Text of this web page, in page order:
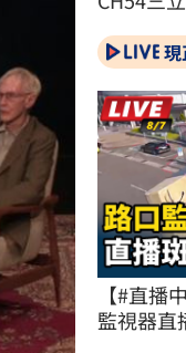
【#直播
監視器直